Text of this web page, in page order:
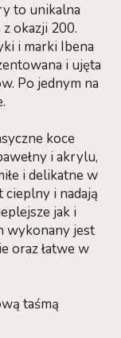
to unikalna
okazji 200.
i marki Ibena
i ujęta
Po jednym na
koce
i akrylu,
i delikatne w
i nadają
jak i
wykonany jest
oraz łatwe w
taśmą